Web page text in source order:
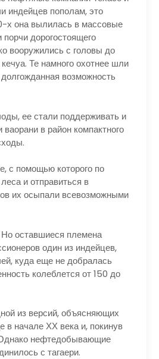
индейцев пополам, это
х она вылилась в массовые
дорогостоящего
вооружились с головы до
Те намного охотнее шли
возможность
ее стали поддерживать и
в район компактного
с помощью которого по
и отправиться в
их осыпали всевозможными
оставшиеся племена
один из индейцев,
куда еще не добралась
колеблется от 150 до
из версий, объясняющих
в начале ХХ века и, покинув
нефтедобывающие
с тагаери.